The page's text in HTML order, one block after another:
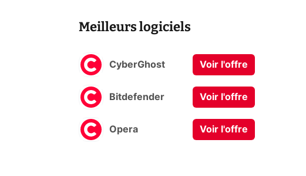
Meilleurs logiciels
CyberGhost Voir l'offre
Bitdefender Voir l'offre
Opera Voir l'offre